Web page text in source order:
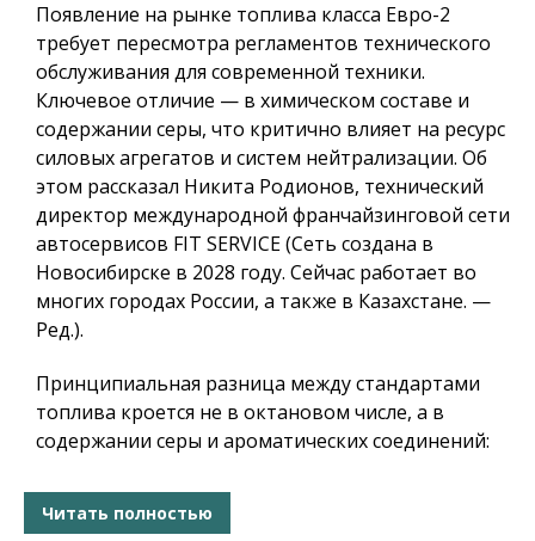
Появление на рынке топлива класса Евро-2
требует пересмотра регламентов технического
обслуживания для современной техники.
Ключевое отличие — в химическом составе и
содержании серы, что критично влияет на ресурс
силовых агрегатов и систем нейтрализации. Об
этом рассказал Никита Родионов, технический
директор международной франчайзинговой сети
автосервисов FIT SERVICE (Сеть создана в
Новосибирске в 2028 году. Сейчас работает во
многих городах России, а также в Казахстане. —
Ред.).
Принципиальная разница между стандартами
топлива кроется не в октановом числе, а в
содержании серы и ароматических соединений:
Читать полностью